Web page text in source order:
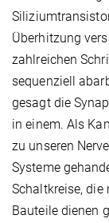
Überhitzung
zahlreichen
sequenziell
gesagt die
in einem. Als
zu unseren
Systeme
Schaltkreise, die
Bauteile dienen